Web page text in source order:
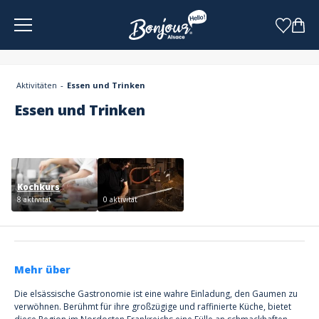
Aktivitäten Essen und Trinken
Essen und Trinken
Kochkurs
8 aktivität 0 aktivität
Mehr über
Die elsässische Gastronomie ist eine wahre Einladung, den Gaumen zu
verwöhnen. Berühmt für ihre großzügige und raffinierte Küche, bietet